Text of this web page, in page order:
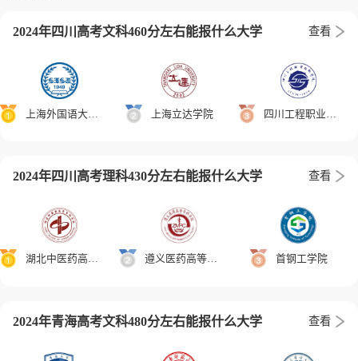
2024年四川高考文科460分左右能报什么大学 查看
上海外国语大学贤达经济人文学院 上海立达学院 四川工程职业技术学院
2024年四川高考理科430分左右能报什么大学 查看
湖北中医药高等专科学校 遵义医药高等专科学校 首钢工学院
2024年青海高考文科480分左右能报什么大学 查看